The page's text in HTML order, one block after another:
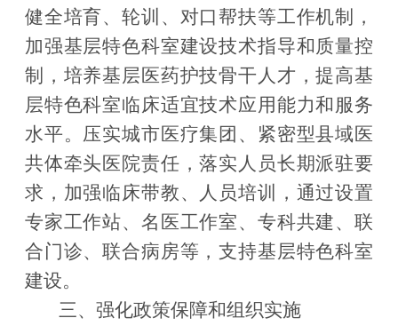
健全培育、轮训、对口帮扶等工作机制，
加强基层特色科室建设技术指导和质量控
制，培养基层医药护技骨干人才，提高基
层特色科室临床适宜技术应用能力和服务
水平。压实城市医疗集团 、紧密型县域医
共体牵头医院责任，落实人员长期派驻要
求，加强临床带教、人员培训，通过设置
专家工作站、名医工作室、专科共建、联
合门诊、联合病房等，支持基层特色科室
建设。
三、强化政策保障和组织实施